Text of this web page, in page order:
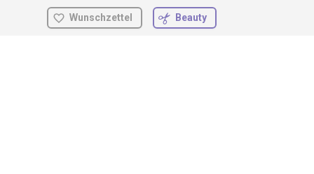
Zum
Wunschzettel Beauty